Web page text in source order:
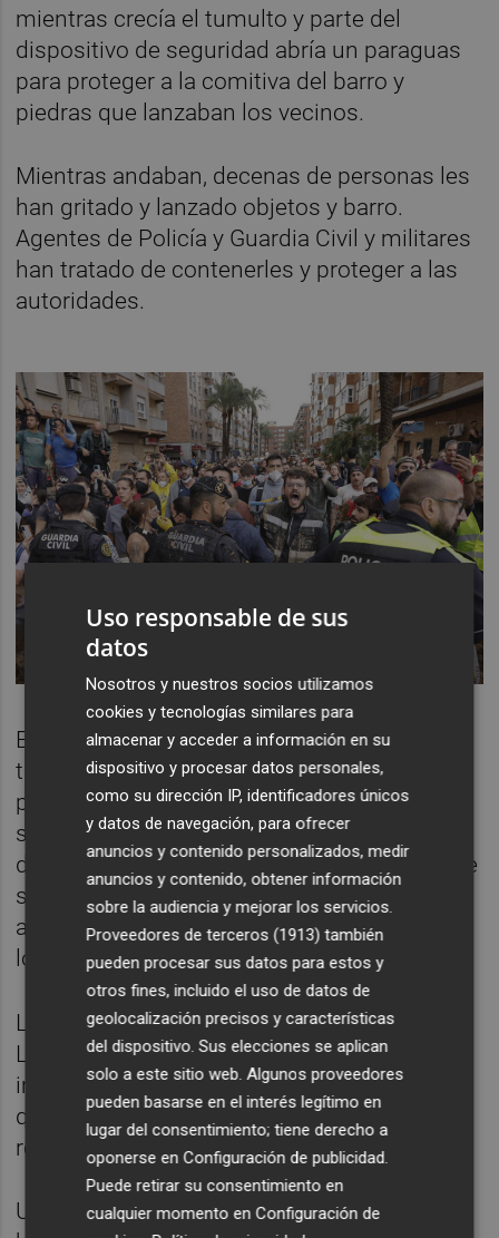
mientras crecía el tumulto y parte del
dispositivo de seguridad abría un paraguas
para proteger a la comitiva del barro y
piedras que lanzaban los vecinos.
Mientras andaban, decenas de personas les
han gritado y lanzado objetos y barro.
Agentes de Policía y Guardia Civil y militares
han tratado de contenerles y proteger a las
autoridades.
En un ambiente de mucha tensión, el Rey ha
tratado de conversar con algunos de ellos,
pero finalmente, en medio de un tumulto, ha
sido apartado de la calle por donde iba a
discurrir la visita. No obstante, las fuerzas de
seguridad no han conseguido hacerle subir
al coche ante su insistencia en hablar con
los ciudadanos indignados.
Lo mismo ha hecho, por separado, la reina
Letizia, que ante la lluvia de barro que le ha
impactado en la cara, ha tenido finalmente
que ser evacuada. A la reina se le ha visto
romper a llorar.
Una persona de su escolta ha resultado
Uso responsable de sus
datos
Nosotros y nuestros socios utilizamos
cookies y tecnologías similares para
almacenar y acceder a información en su
dispositivo y procesar datos personales,
como su dirección IP, identificadores únicos
y datos de navegación, para ofrecer
anuncios y contenido personalizados, medir
anuncios y contenido, obtener información
sobre la audiencia y mejorar los servicios.
Proveedores de terceros (1913) también
pueden procesar sus datos para estos y
otros fines, incluido el uso de datos de
geolocalización precisos y características
del dispositivo. Sus elecciones se aplican
solo a este sitio web. Algunos proveedores
pueden basarse en el interés legítimo en
lugar del consentimiento; tiene derecho a
oponerse enConfiguración de publicidad.
Puede retirar su consentimiento en
cualquier momento enConfiguración de